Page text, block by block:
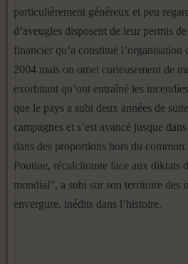
particulièrement généreux et peu
d’aveugles disposent de leur permis
financier qu’a constitué
2004 mais on omet curieusement de
exorbitant qu’ont entraîné les
que le pays a subi deux années de
campagnes et s’est avancé jusque
dans des proportions hors du
Poutine, récalcitrante face aux diktats
mondial”, a subi sur son territoire des
envergure, inédits dans l’histoire.